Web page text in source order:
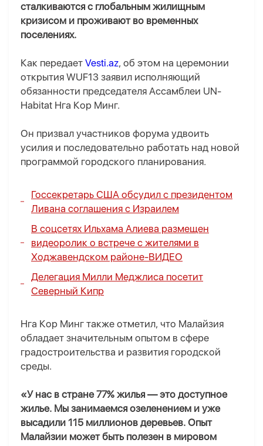
сталкиваются с глобальным жилищным
кризисом и проживают во временных
поселениях.
Как передает Vesti.az, об этом на церемонии
открытия WUF13 заявил исполняющий
обязанности председателя Ассамблеи UN-
Habitat Нга Кор Минг.
Он призвал участников форума удвоить
усилия и последовательно работать над новой
программой городского планирования.
Госсекретарь США обсудил с президентом
Ливана соглашения с Израилем
В соцсетях Ильхама Алиева размещен
видеоролик о встрече с жителями в
Ходжавендском районе-ВИДЕО
Делегация Милли Меджлиса посетит
Северный Кипр
Нга Кор Минг также отметил, что Малайзия
обладает значительным опытом в сфере
градостроительства и развития городской
среды.
«У нас в стране 77% жилья — это доступное
жилье. Мы занимаемся озеленением и уже
высадили 115 миллионов деревьев. Опыт
Малайзии может быть полезен в мировом